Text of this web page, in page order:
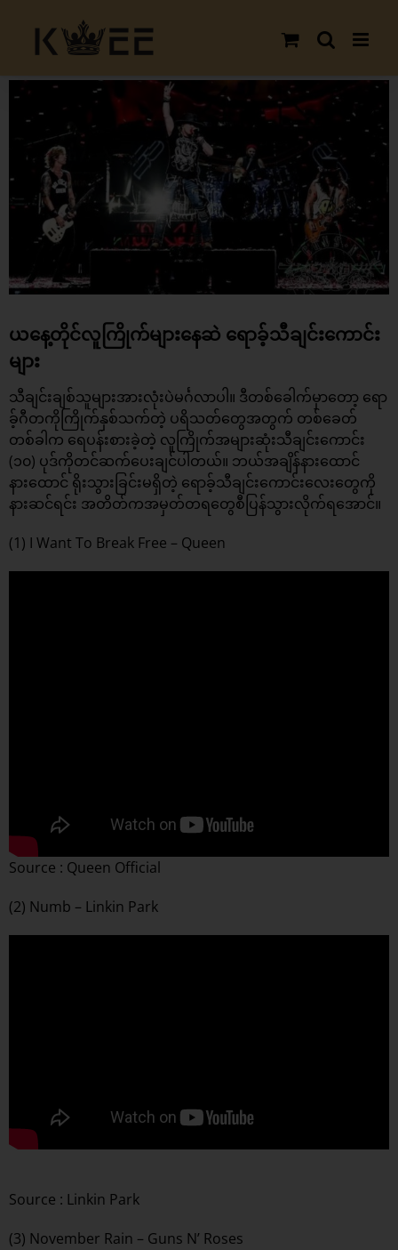
content
Larger
ယနေ့တိုင်လူကြိုက်များနေဆဲ ရောခ့်သီချင်းကောင်း
များ
သီချင်းချစ်သူများအားလုံးပဲမင်္ဂလာပါ။ ဒီတစ်ခေါက်မှာတော့ ရော
ခ့်ဂီတကိုကြိုက်နှစ်သက်တဲ့ ပရိသတ်တွေအတွက် တစ်ခေတ်
တစ်ခါက ရေပန်းစားခဲ့တဲ့ လူကြိုက်အများဆုံးသီချင်းကောင်း
(၁၀) ပုဒ်ကိုတင်ဆက်ပေးချင်ပါတယ်။ ဘယ်အချိန်နားထောင်
နားထောင် ရိုးသွားခြင်းမရှိတဲ့ ရောခ့်သီချင်းကောင်းလေးတွေကို
နားဆင်ရင်း အတိတ်ကအမှတ်တရတွေစီပြန်သွားလိုက်ရအောင်။
(1) I Want To Break Free – Queen
Source : Queen Official
(2) Numb – Linkin Park
Source : Linkin Park
(3) November Rain – Guns N’ Roses